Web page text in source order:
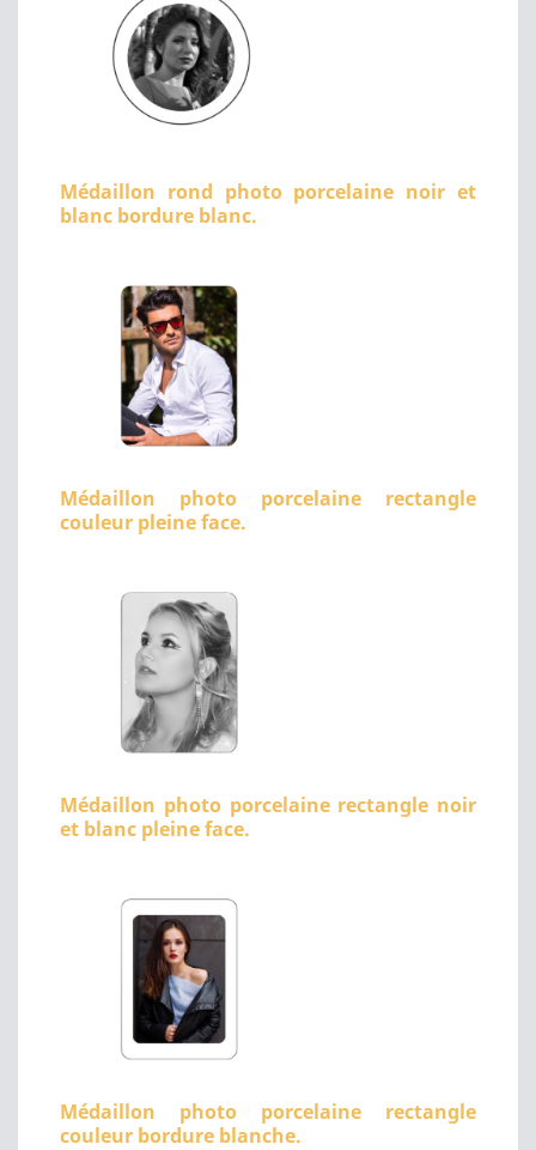
Médaillon rond photo porcelaine noir et
blanc bordure blanc.
Médaillon photo porcelaine rectangle
couleur pleine face.
Médaillon photo porcelaine rectangle noir
et blanc pleine face.
Médaillon photo porcelaine rectangle
couleur bordure blanche.